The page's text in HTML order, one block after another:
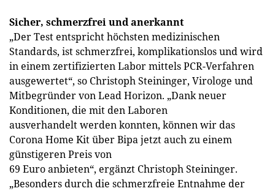
Sicher, schmerzfrei und anerkannt
„Der Test entspricht höchsten medizinischen
Standards, ist schmerzfrei, komplikationslos und wird
in einem zertifizierten Labor mittels PCR-Verfahren
ausgewertet“, so Christoph Steininger, Virologe und
Mitbegründer von Lead Horizon. „Dank neuer
Konditionen, die mit den Laboren
ausverhandelt werden konnten, können wir das
Corona Home Kit über Bipa jetzt auch zu einem
günstigeren Preis von
69 Euro anbieten“, ergänzt Christoph Steininger.
„Besonders durch die schmerzfreie Entnahme der